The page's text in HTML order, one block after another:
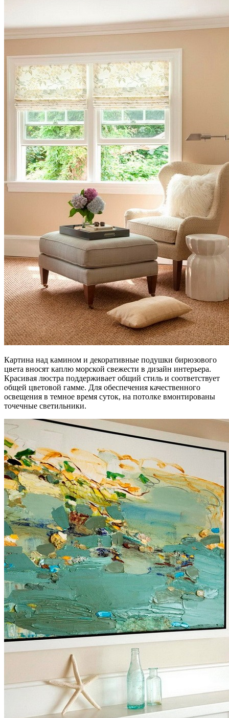
Картина над камином и декоративные подушки бирюзового
цвета вносят каплю морской свежести в дизайн интерьера.
Красивая люстра поддерживает общий стиль и соответствует
общей цветовой гамме. Для обеспечения качественного
освещения в темное время суток, на потолке вмонтированы
точечные светильники.